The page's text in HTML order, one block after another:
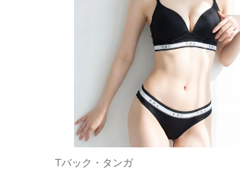
Tバック・タンガ